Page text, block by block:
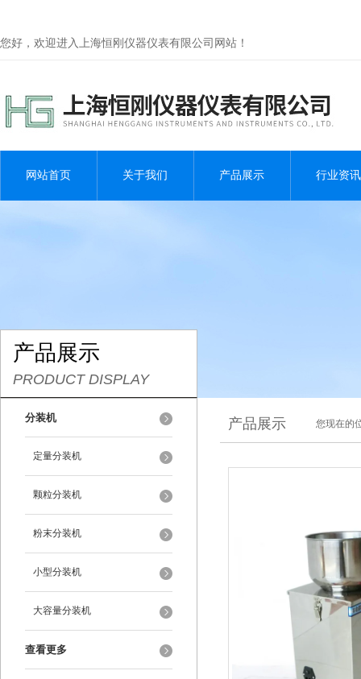
您好，欢迎进入上海恒刚仪器仪表有限公司网站！
网站首页 关于我们 产品展示 行业资讯
产品展示
PRODUCT DISPLAY
分装机
定量分装机
颗粒分装机
粉末分装机
小型分装机
大容量分装机
查看更多
产品展示 您现在的